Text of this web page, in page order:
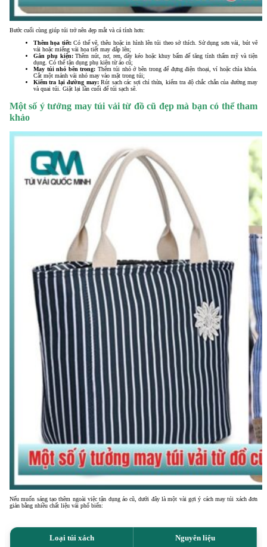
Bước cuối cùng giúp túi trở nên đẹp mắt và cá tính hơn:
Thêm họa tiết:Có thể vẽ, thêu hoặc in hình lên túi theo sở thích. Sử dụng sơn vải, bút vẽ
vải hoặc miếng vải họa tiết may đắp lên;
Gắn phụ kiện:Thêm nút, nơ, ren, dây kéo hoặc khuy bấm để tăng tính thẩm mỹ và tiện
dụng. Có thể tận dụng phụ kiện từ áo cũ;
May túi nhỏ bên trong: Thêm túi nhỏ ở bên trong để đựng điện thoại, ví hoặc chìa khóa.
Cắt một mảnh vải nhỏ may vào mặt trong túi;
Kiểm tra lại đường may:Rút sạch các sợi chỉ thừa, kiểm tra độ chắc chắn của đường may
và quai túi. Giặt lại lần cuối để túi sạch sẽ.
Một số ý tưởng may túi vải từ đồ cũ đẹp mà bạn có thể tham
khảo
Nếu muốn sáng tạo thêm ngoài việc tận dụng áo cũ, dưới đây là một vài gợi ý cách may túi xách đơn
giản bằng nhiều chất liệu vải phổ biến:
Loại túi xách Nguyên liệu